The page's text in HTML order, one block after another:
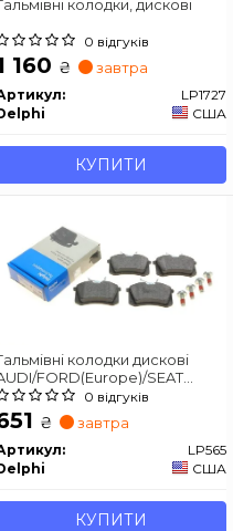
колодки, дискові
0 відгуків
160 ₴ завтра
LP1727
США
КУПИТИ
колодки дискові
FORD(Europe)/SEAT
0 відгуків
₴ завтра
LP565
США
КУПИТИ